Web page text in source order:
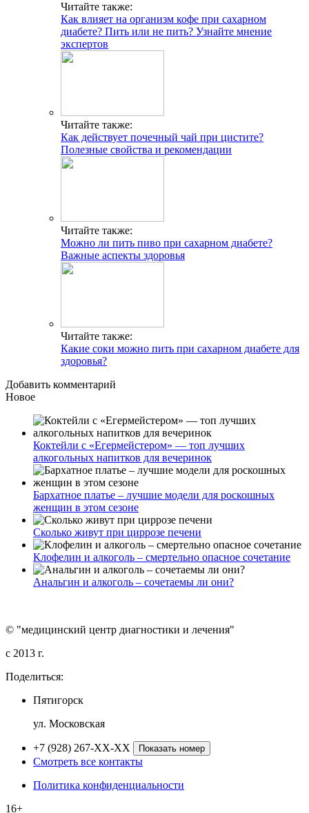
Читайте также:
Как влияет на организм кофе при сахарном
диабете? Пить или не пить? Узнайте мнение
экспертов
Читайте также:
Как действует почечный чай при цистите?
Полезные свойства и рекомендации
Читайте также:
Можно ли пить пиво при сахарном диабете?
Важные аспекты здоровья
Читайте также:
Какие соки можно пить при сахарном диабете для
здоровья?
Добавить комментарий
Новое
Коктейли с «Егермейстером» — топ лучших
алкогольных напитков для вечеринок
Бархатное платье – лучшие модели для роскошных
женщин в этом сезоне
Сколько живут при циррозе печени
Клофелин и алкоголь – смертельно опасное сочетание
Анальгин и алкоголь – сочетаемы ли они?
© "медицинский центр диагностики и лечения"
c 2013 г.
Поделиться:
Пятигорск
ул. Московская
+7 (928) 267-XX-XX Показать номер
Смотреть все контакты
Политика конфиденциальности
16+